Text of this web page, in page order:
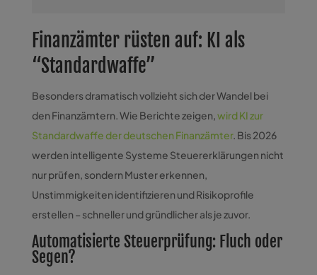
Finanzämter rüsten auf: KI als
“Standardwaffe”
Besonders dramatisch vollzieht sich der Wandel bei
den Finanzämtern. Wie Berichte zeigen,wird KI zur
Standardwaffe der deutschen Finanzämter. Bis 2026
werden intelligente Systeme Steuererklärungen nicht
nur prüfen, sondern Muster erkennen,
Unstimmigkeiten identifizieren und Risikoprofile
erstellen – schneller und gründlicher als je zuvor.
Automatisierte Steuerprüfung: Fluch oder
Segen?